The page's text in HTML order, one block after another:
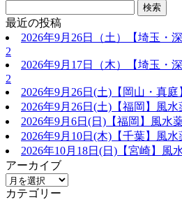
最近の投稿
2026年9月26日（土）【埼玉・
2
2026年9月17日（木）【埼玉・
2
2026年9月26日(土)【岡山・真
2026年9月26日(土)【福岡】風
2026年9月6日(日)【福岡】風水
2026年9月10日(木)【千葉】風
2026年10月18日(日)【宮崎】風
アーカイブ
カテゴリー